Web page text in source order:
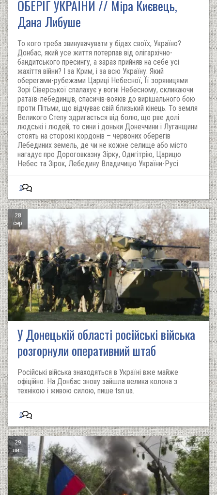
ОБЕРІГ УКРАЇНИ // Міра Києвець,
Дана Либуше
То кого треба звинувачувати у бідах своїх, Україно?
Донбас, який усе життя потерпав від олігархічно-
бандитського пресингу, а зараз прийняв на себе усі
жахіття війни? І за Крим, і за всю Україну. Який
оберегами-рубежами Цариці Небесної, Її зоряницями
Зорі Сіверської спалахує у вогні Небесному, скликаючи
ратаїв-лебединців, спасичів-вояків до вирішального бою
проти Пітьми, що відчуває свій близький кінець. То земля
Великого Степу здригається від болю, що рве долі
людські і людей, то сини і доньки Донеччини і Луганщини
стоять на сторожі кордонів – червоних оберегів
Лебединих земель, де чи не кожне селище або місто
нагадує про Дороговказну Зірку, Одигітрію, Царицю
Небес та Зірок, Лебедину Владичицю України-Русі.
0
28
сер
У Донецькій області російські війська
розгорнули оперативний штаб
Російські війська знаходяться в Україні вже майже
офіційно. На Донбас знову зайшла велика колона з
технікою і живою силою, пише tsn.ua.
0
29
лип